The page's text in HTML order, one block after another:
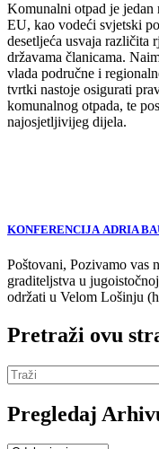
Komunalni otpad je jedan
EU, kao vodeći svjetski
desetljeća usvaja različita
državama članicama.
vlada područne i
tvrtki nastoje osigurati
komunalnog otpada, te
najosjetljivijeg dijela.
KONFERENCIJA ADRIA
Poštovani, Pozivamo vas
graditeljstva u
održati u Velom Lošinju
Pretraži ovu
Pregledaj